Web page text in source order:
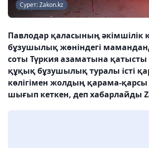
Сурет: Zakon.kz
Павлодар қаласының әкімшілік
бұзушылық жөніндегі
соты Түркия азаматына қатысты
құқық бұзушылық туралы істі
көлігімен жолдың қарама-
шығып кеткен, деп хабарлайды